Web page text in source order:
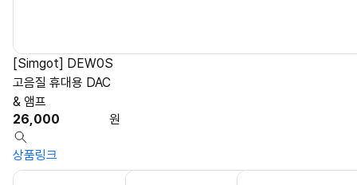
[Simgot] DEW0S
고음질 휴대용 DAC
& 앰프
26,000
원
상품링크